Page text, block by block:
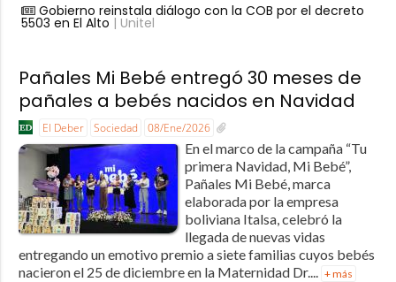
Gobierno reinstala diálogo con la COB por el decreto
5503 en El Alto | Unitel
Pañales Mi Bebé entregó 30 meses de
pañales a bebés nacidos en Navidad
El Deber Sociedad 08/Ene/2026
En el marco de la campaña “Tu
primera Navidad, Mi Bebé”,
Pañales Mi Bebé, marca
elaborada por la empresa
boliviana Italsa, celebró la
llegada de nuevas vidas
entregando un emotivo premio a siete familias cuyos bebés
nacieron el 25 de diciembre en la Maternidad Dr.... + más